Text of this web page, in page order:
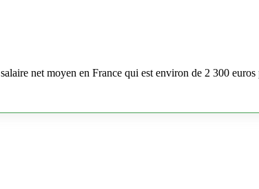
net moyen en France qui est environ de 2 300